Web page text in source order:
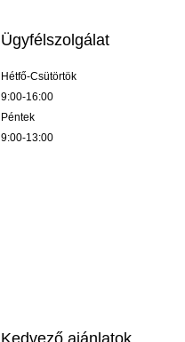
Ügyfélszolgálat
Hétfő-Csütörtök
9:00-16:00
Péntek
9:00-13:00
Kedvező ajánlatok